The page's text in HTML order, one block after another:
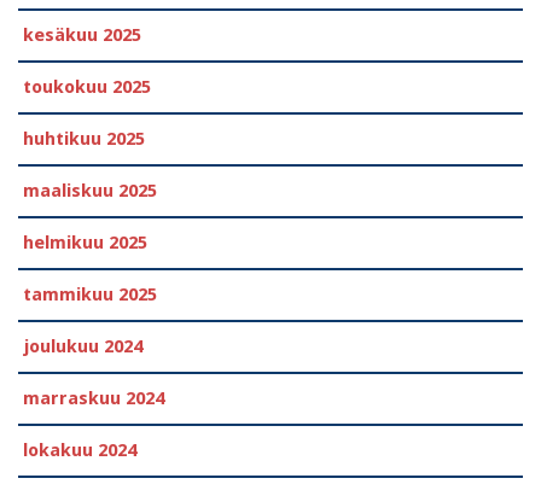
kesäkuu 2025
toukokuu 2025
huhtikuu 2025
maaliskuu 2025
helmikuu 2025
tammikuu 2025
joulukuu 2024
marraskuu 2024
lokakuu 2024